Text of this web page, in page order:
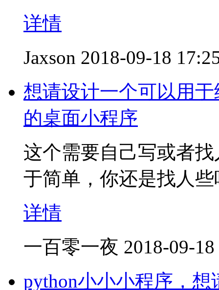
详情
Jaxson 2018-09-18
想请设计一个可以用
的桌面小程序
这个需要自己写或者
于简单，你还是找人些
详情
一百零一夜 2018-09-
python小小小程序，